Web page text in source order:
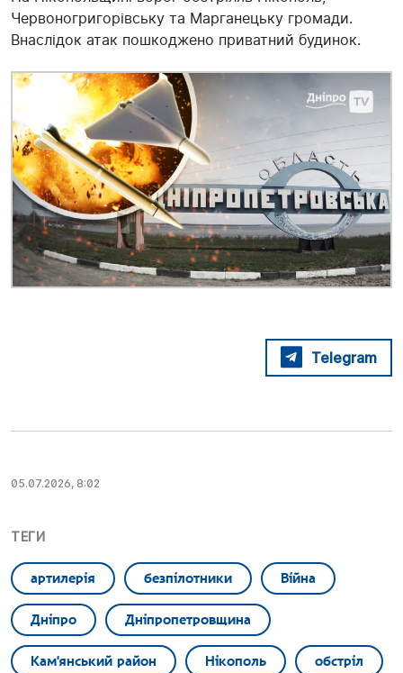
Червоногригорівську та Марганецьку громади.
Внаслідок атак пошкоджено приватний будинок.
Telegram
05.07.2026, 8:02
ТЕГИ
артилерія безпілотники Війна
Дніпро Дніпропетровщина
Кам'янський район Нікополь обстріл